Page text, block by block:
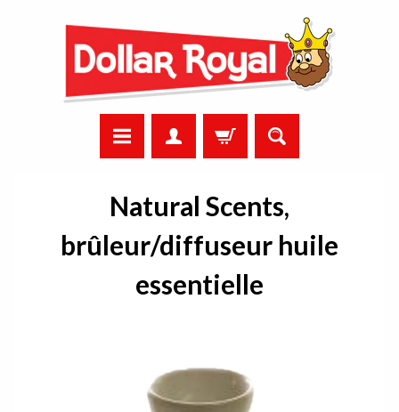
Natural Scents,
brûleur/diffuseur huile
essentielle